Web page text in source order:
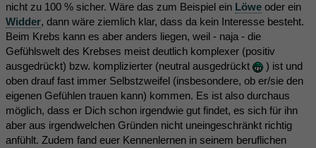
nicht zu 100 % sicher. Wäre das zum Beispiel ein Löwe oder ein
Widder, dann wäre ziemlich klar, dass da kein Interesse besteht.
Beim Krebs kann es aber anders liegen, weil - naja - die
Gefühlswelt des Krebses meist deutlich komplexer (positiv
ausgedrückt) bzw. komplizierter (neutral ausgedrückt
) ist und
oben drauf fast immer Selbstzweifel (insbesondere, ob er/sie den
eigenen Gefühlen trauen kann) kommen. Es ist also durchaus
möglich, dass er Dich schon irgendwie gut findet, es sich für ihn
aber aus irgendwelchen Gründen nicht uneingeschränkt richtig
anfühlt. Zudem fand euer Kennenlernen in seinem beruflichen